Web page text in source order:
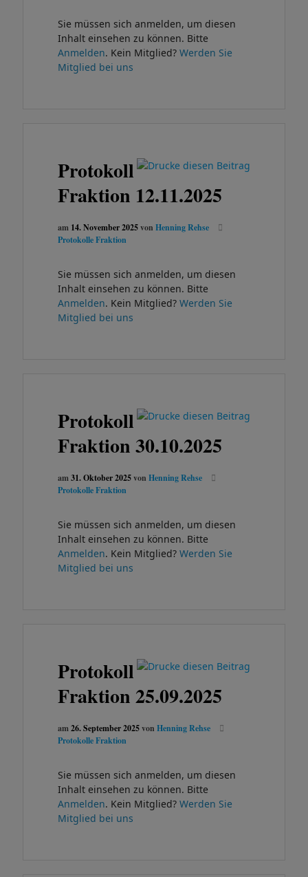
Sie müssen sich anmelden, um diesen
Inhalt einsehen zu können. Bitte
Anmelden. Kein Mitglied? Werden Sie
Mitglied bei uns
Protokoll
Fraktion 12.11.2025
am 14. November 2025von Henning Rehse
Protokolle Fraktion
Sie müssen sich anmelden, um diesen
Inhalt einsehen zu können. Bitte
Anmelden. Kein Mitglied? Werden Sie
Mitglied bei uns
Protokoll
Fraktion 30.10.2025
am31. Oktober 2025von Henning Rehse
Protokolle Fraktion
Sie müssen sich anmelden, um diesen
Inhalt einsehen zu können. Bitte
Anmelden. Kein Mitglied? Werden Sie
Mitglied bei uns
Protokoll
Fraktion 25.09.2025
am26. September 2025von Henning Rehse
Protokolle Fraktion
Sie müssen sich anmelden, um diesen
Inhalt einsehen zu können. Bitte
Anmelden. Kein Mitglied? Werden Sie
Mitglied bei uns